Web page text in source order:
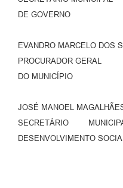
DE GOVERNO
EVANDRO MARCELO DOS
PROCURADOR GERAL
DO MUNICÍPIO
JOSÉ MANOEL
SECRETÁRIO
DESENVOLVIMENTO SOCIAL